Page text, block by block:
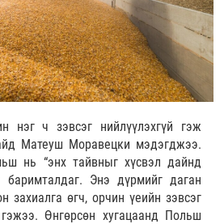
нэг ч зэвсэг нийлүүлэхгүй гэж
Матеуш Моравецки мэдэгджээ.
нь “энх тайвныг хүсвэл дайнд
баримталдаг. Энэ дүрмийг даган
захиалга өгч, орчин үеийн зэвсэг
Өнгөрсөн хугацаанд Польш